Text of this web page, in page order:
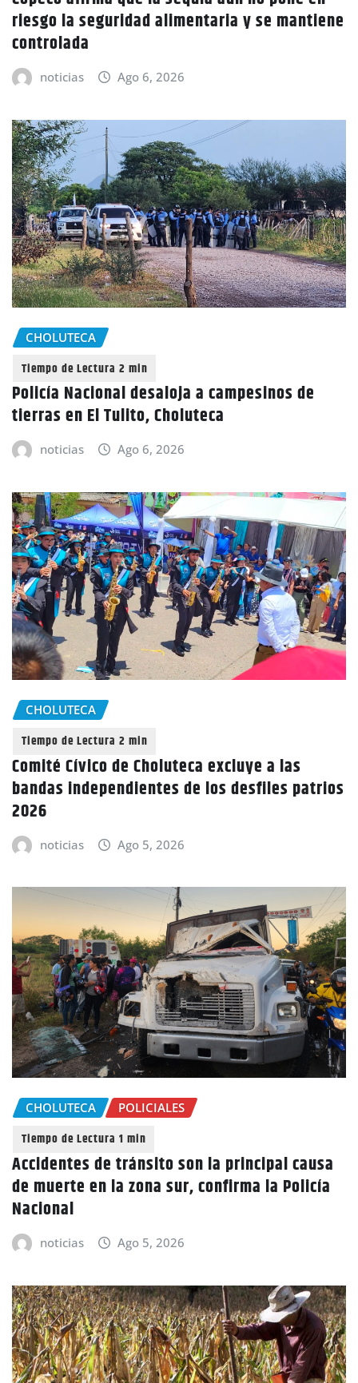
riesgo la seguridad alimentaria y se mantiene
controlada
noticias Ago 6, 2026
CHOLUTECA
Policía Nacional desaloja a campesinos de
tierras en El Tulito, Choluteca
noticias Ago 6, 2026
CHOLUTECA
Comité Cívico de Choluteca excluye a las
bandas independientes de los desfiles patrios
2026
noticias Ago 5, 2026
CHOLUTECA POLICIALES
Accidentes de tránsito son la principal causa
de muerte en la zona sur, confirma la Policía
Nacional
noticias Ago 5, 2026